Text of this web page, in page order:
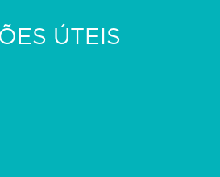
ÚTEIS